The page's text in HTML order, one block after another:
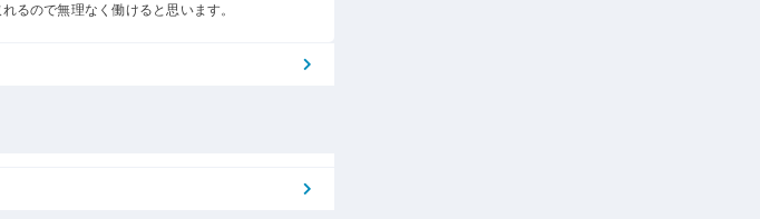
るので無理なく働けると思います。